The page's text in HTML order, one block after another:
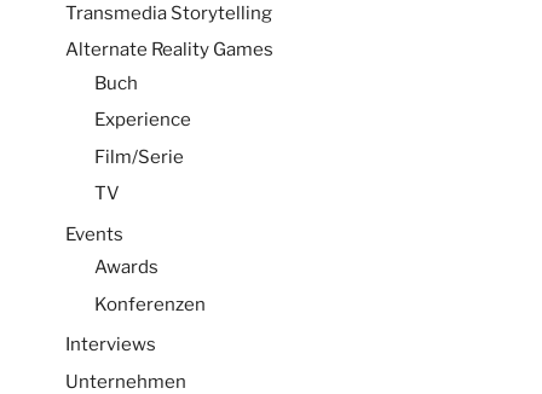
Transmedia Storytelling
Alternate Reality Games
Buch
Experience
Film/Serie
TV
Events
Awards
Konferenzen
Interviews
Unternehmen